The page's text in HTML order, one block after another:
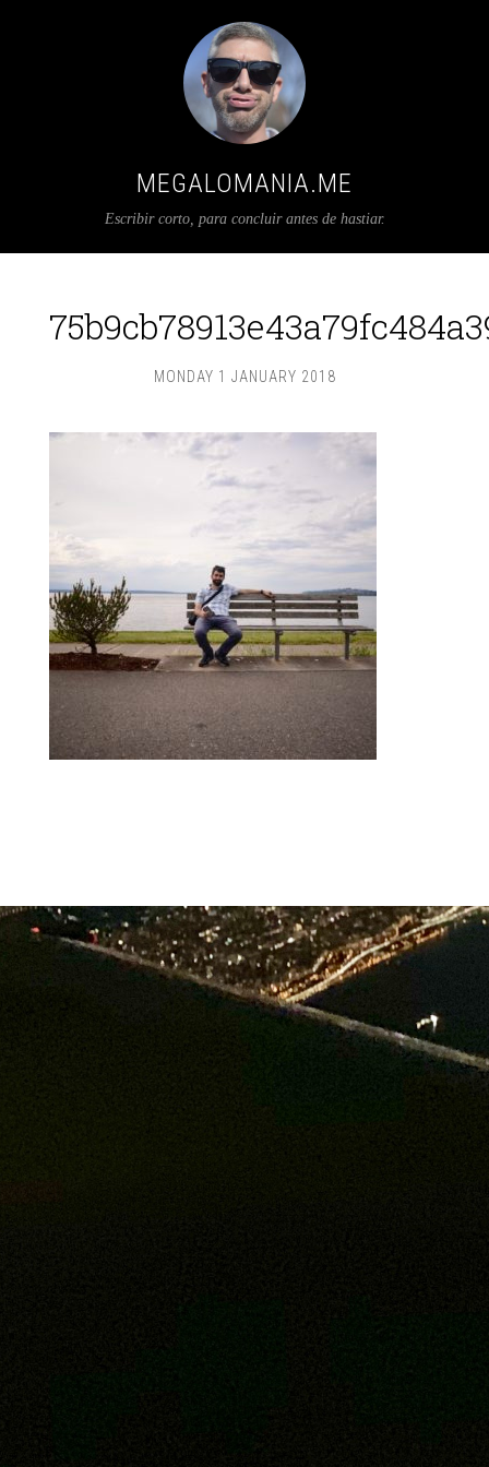
MEGALOMANIA.ME
Escribir corto, para concluir antes de hastiar.
MONDAY 1 JANUARY 2018